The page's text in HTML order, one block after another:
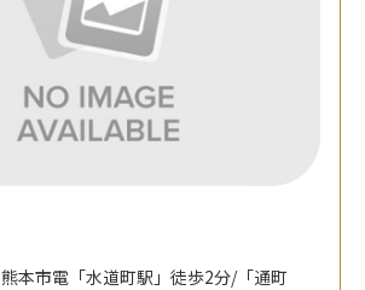
熊本市電「水道町駅」徒歩2分/「通町